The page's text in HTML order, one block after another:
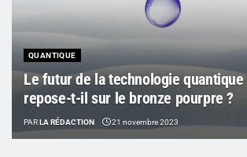
QUANTIQUE
Le futur de la technologie quantique
repose-t-il sur le bronze pourpre ?
PARLA RÉDACTION 21 novembre 2023